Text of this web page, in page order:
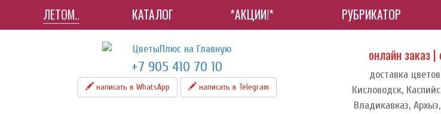
ЛЕТОМ.. КАТАЛОГ *АКЦИИ!* РУБРИКАТОР
+7 905 410 70 10
написать в WhatsApp написать в Telegram
онлайн заказ
доставка
Кисловодск,
Владикавказ,